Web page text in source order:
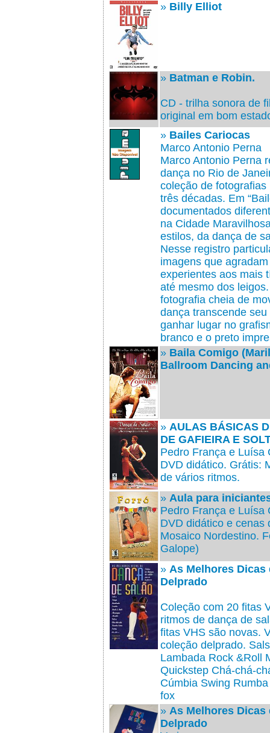
» Billy Elliot
» Batman e Robin.
CD - trilha sonora de
original em bom
» Bailes Cariocas
Marco Antonio Perna
Marco Antonio Perna
dança no Rio de
coleção de
três décadas. Em
documentados
na Cidade
estilos, da dança de
Nesse registro
imagens que
experientes aos mais
até mesmo dos
fotografia cheia de
dança transcende
ganhar lugar no
branco e o preto
» Baila Comigo
Ballroom Dancing
» AULAS BÁSICAS
DE GAFIEIRA E
Pedro França e Luísa
DVD didático. Grátis:
de vários ritmos.
» Aula para
Pedro França e Luísa
DVD didático e cenas
Mosaico Nordestino.
Galope)
» As Melhores Dicas
Delprado
Coleção com 20 fitas
ritmos de dança de
fitas VHS são novas.
coleção delprado.
Lambada Rock &Roll
Quickstep Chá-chá-
Cúmbia Swing
fox
» As Melhores Dicas
Delprado